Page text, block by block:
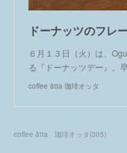
ドーナッツのフレ
６月１３日（火）は、
る『ドーナッツデー』。
coffee åtta 珈琲オッタ
coffee åtta 珈琲オッタ (305)